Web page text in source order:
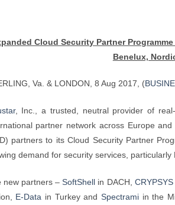
Cloud Security Partner
Benelux,
Va. & LONDON, 8 Aug 2017, (
, Inc., a trusted, neutral provider of
partner network across Europe
partners to its Cloud Security Partner
demand for security services,
new partners –SoftShell in DACH,
E-Data in Turkey and Spectramiin the